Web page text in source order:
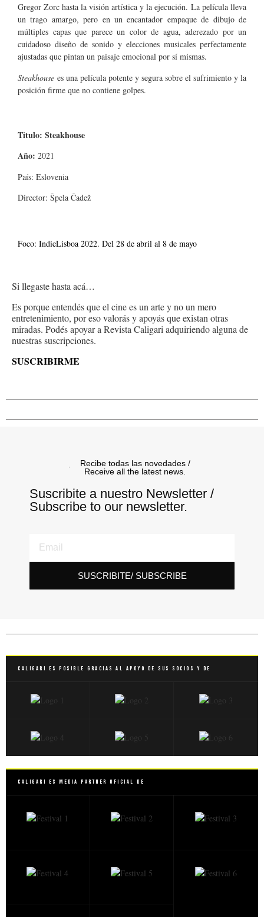
Gregor Zorc hasta la visión artística y la ejecución. La película lleva
un trago amargo, pero en un encantador empaque de dibujo de
múltiples capas que parece un color de agua, aderezado por un
cuidadoso diseño de sonido y elecciones musicales perfectamente
ajustadas que pintan un paisaje emocional por sí mismas.
Steakhouse es una película potente y segura sobre el sufrimiento y la
posición firme que no contiene golpes.
Titulo: Steakhouse
Año: 2021
País: Eslovenia
Director: Špela Čadež
Foco: IndieLisboa 2022. Del 28 de abril al 8 de mayo
Si llegaste hasta acá…
Es porque entendés que el cine es un arte y no un mero
entretenimiento, por eso valorás y apoyás que existan otras
miradas. Podés apoyar a Revista Caligari adquiriendo alguna de
nuestras suscripciones.
SUSCRIBIRME
Recibe todas las novedades /
Receive all the latest news.
Suscribite a nuestro Newsletter /
Subscribe to our newsletter.
SUSCRIBITE/ SUBSCRIBE
Caligari es posible gracias al apoyo de sus socios y de
Caligari es Media Partner Oficial de